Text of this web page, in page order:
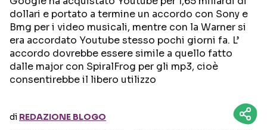
GOSSIP E CURIOSITÀ
TALENT SHOW
dollari e portato a termine un accordo con Sony e
Bmg per i video musicali, mentre con la Warner si
era accordato Youtube stesso pochi giorni fa. L’
accordo dovrebbe essere simile a quello fatto
dalle major con SpiralFrog per gli mp3, cioè
consentirebbe il libero utilizzo
di REDAZIONE BLOGO